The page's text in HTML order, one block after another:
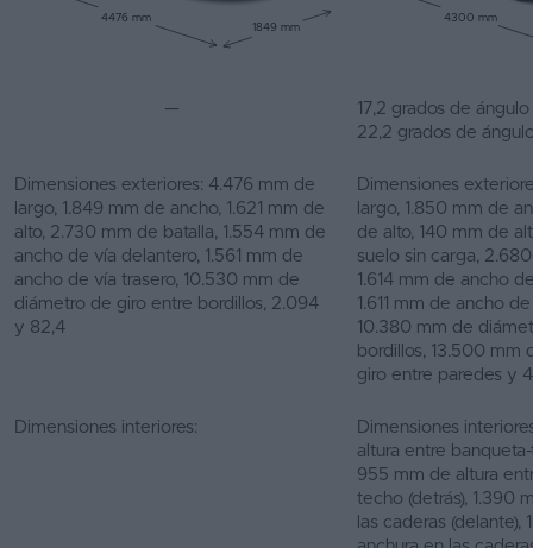
4476 mm
1849 mm
4300 mm
—
17,2 grados de
22,2 grados de
Dimensiones exteriores: 4.476 mm de
largo, 1.849 mm de ancho, 1.621 mm de
alto, 2.730 mm de batalla, 1.554 mm de
ancho de vía delantero, 1.561 mm de
ancho de vía trasero, 10.530 mm de
diámetro de giro entre bordillos, 2.094
y 82,4
Dimensiones
largo, 1.850 mm de
de alto, 140 mm de
suelo sin carga,
1.614 mm de ancho
1.611 mm de ancho
10.380 mm de
bordillos, 13.500 mm
giro entre paredes y
Dimensiones interiores:
Dimensiones
altura entre
955 mm de altura
techo (detrás), 1.390
las caderas (delante),